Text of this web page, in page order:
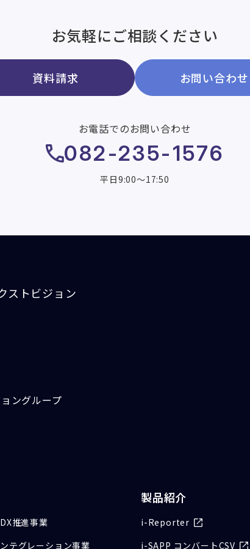
お気軽にご相談ください
資料請求 お問い合わせ
お電話でのお問い合わせ
082-235-1576
平日9:00～17:50
ストビジョン
ングループ
推進事業
テグレーション事業
製品紹介
i-Reporter
i-SAPP コンバートCSV